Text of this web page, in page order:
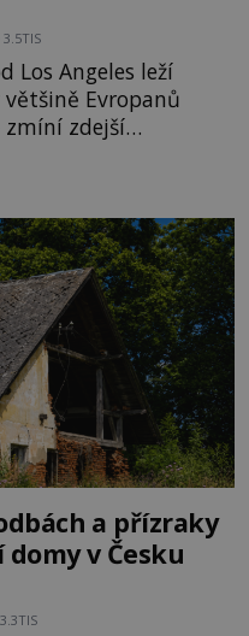
3.5TIS
Los Angeles leží
většině Evropanů
zmíní zdejší
pomerančovníků.
lidí ročně. A ač je
z
a přízraky
v Česku
3.3TIS